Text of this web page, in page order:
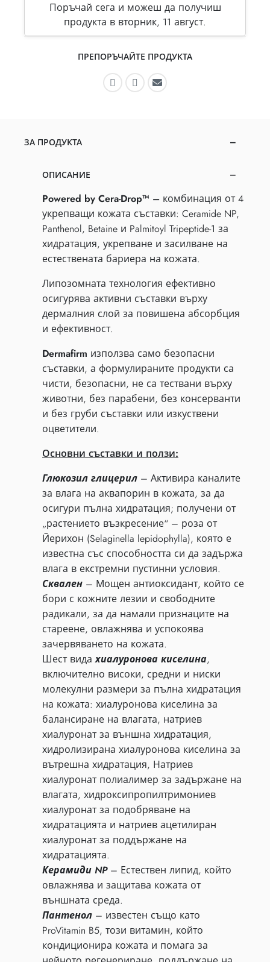
Поръчай сега и можеш да получиш
продукта в вторник, 11 август.
ПРЕПОРЪЧАЙТЕ ПРОДУКТА
Препоръчайте във Facebook
Препоръчайте в Instagram
Препоръчайте по
ЗА ПРОДУКТА
ОПИСАНИЕ
Powered by Cera-Drop™ – комбинация от 4
укрепващи кожата съставки: Ceramide NP,
Panthenol, Betaine и Palmitoyl Tripeptide-1 за
хидратация, укрепване и засилване на
естествената бариера на кожата.
Липозомната технология ефективно
осигурява активни съставки върху
дермалния слой за повишена абсорбция
и ефективност.
Dermafirm използва само безопасни
съставки, а формулираните продукти са
чисти, безопасни, не са тествани върху
животни, без парабени, без консерванти
и без груби съставки или изкуствени
оцветители.
Основни съставки и ползи:
Глюкозил глицерил – Активира каналите
за влага на аквапорин в кожата, за да
осигури пълна хидратация; получени от
„растението възкресение“ – роза от
Йерихон (Selaginella lepidophylla), която е
известна със способността си да задържа
влага в екстремни пустинни условия.
Сквален – Мощен антиоксидант, който се
бори с кожните лезии и свободните
радикали, за да намали признаците на
стареене, овлажнява и успокоява
зачервяването на кожата.
Шест видахиалуронова киселина,
включително високи, средни и ниски
молекулни размери за пълна хидратация
на кожата: хиалуронова киселина за
балансиране на влагата, натриев
хиалуронат за външна хидратация,
хидролизирана хиалуронова киселина за
вътрешна хидратация, Натриев
хиалуронат полиалимер за задържане на
влагата, хидроксипропилтримониев
хиалуронат за подобряване на
хидратацията и натриев ацетилиран
хиалуронат за поддържане на
хидратацията.
Керамиди NP– Естествен липид, който
овлажнява и защитава кожата от
външната среда.
Пантенол – известен също като
ProVitamin B5, този витамин, който
кондиционира кожата и помага за